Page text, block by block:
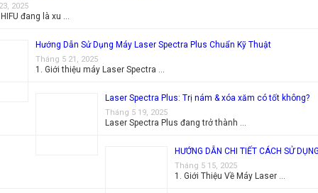
2025
đang là xu …
Hướng Dẫn Sử Dụng Máy Laser Spectra Plus Chuẩn Kỹ Thuật
Tháng 5 21, 2025
1. Giới thiệu máy Laser Spectra …
Laser Spectra Plus: Trị nám & xóa xăm có tốt không?
Tháng 5 19, 2025
Laser Spectra Plus đang trở thành …
HƯỚNG DẪN CHI TIẾT CÁCH SỬ
Tháng 5 15, 2025
1. Giới Thiệu Về Máy Laser …